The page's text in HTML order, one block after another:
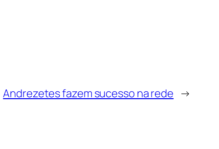
Andrezetes fazem sucesso na rede →